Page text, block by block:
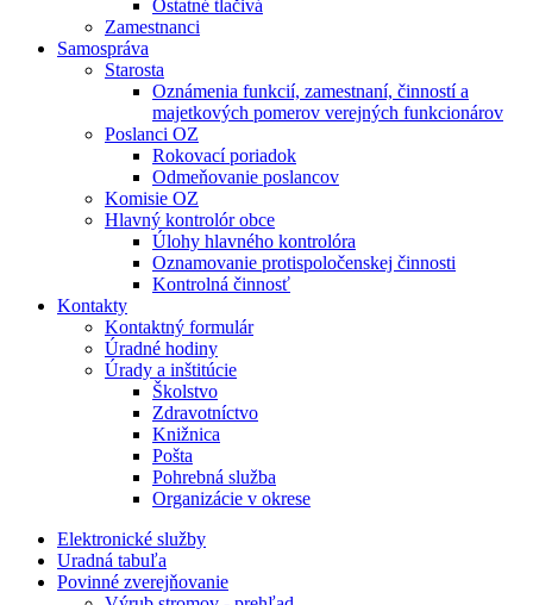
Ostatné tlačivá
Zamestnanci
Samospráva
Starosta
Oznámenia funkcií, zamestnaní, činností a
majetkových pomerov verejných funkcionárov
Poslanci OZ
Rokovací poriadok
Odmeňovanie poslancov
Komisie OZ
Hlavný kontrolór obce
Úlohy hlavného kontrolóra
Oznamovanie protispoločenskej činnosti
Kontrolná činnosť
Kontakty
Kontaktný formulár
Úradné hodiny
Úrady a inštitúcie
Školstvo
Zdravotníctvo
Knižnica
Pošta
Pohrebná služba
Organizácie v okrese
Elektronické služby
Uradná tabuľa
Povinné zverejňovanie